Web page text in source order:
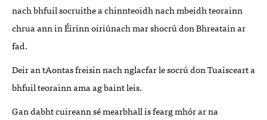
nach bhfuil socruithe a chinnteoidh nach mbeidh teorainn
chrua ann in Éirinn oiriúnach mar shocrú don Bhreatain ar
fad.
Deir an tAontas freisin nach nglacfar le socrú don Tuaisceart a
bhfuil teorainn ama ag baint leis.
Gan dabht cuireann sé mearbhall is fearg mhór ar na